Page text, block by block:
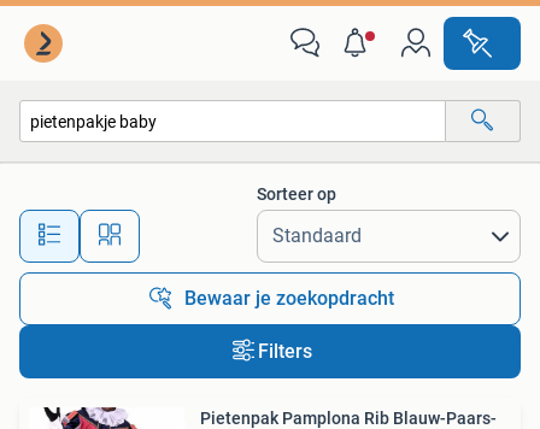
Alle afstanden…
Sorteer op
Bewaar je zoekopdracht
Filters
Pietenpak Pamplona Rib Blauw-Paars-